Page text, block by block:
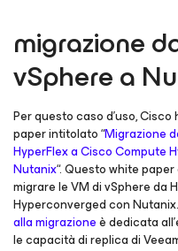
migrazione
vSphere a
Per questo caso d’uso,
paper intitolato “Migrazione
HyperFlex a Cisco Compute
Nutanix“. Questo white
migrare le VM di vSphere da
Hyperconverged con
alla migrazioneè dedicata
le capacità di replica di